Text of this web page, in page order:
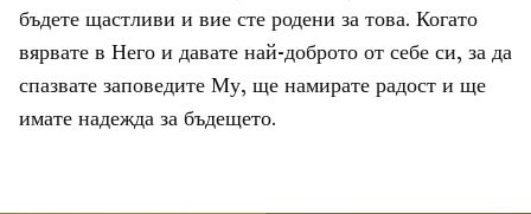
бъдете щастливи и вие сте родени за това. Когато
вярвате в Него и давате най-доброто от себе си, за да
спазвате заповедите Му, ще намирате радост и ще
имате надежда за бъдещето.